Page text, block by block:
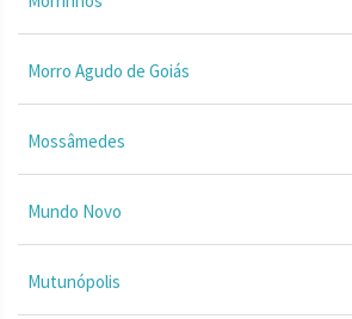
Morro Agudo de Goiás
Mossâmedes
Mundo Novo
Mutunópolis